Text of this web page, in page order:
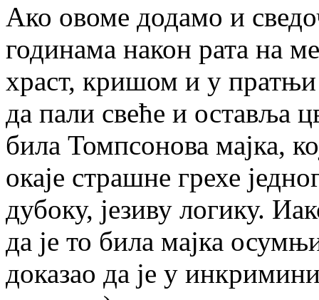
Ако овоме додамо и
годинама након рата на
храст, кришом и у пратњи
да пали свеће и оставља
била Томпсонова мајка,
окаје страшне грехе
дубоку, језиву логику.
да је то била мајка
доказао да је у